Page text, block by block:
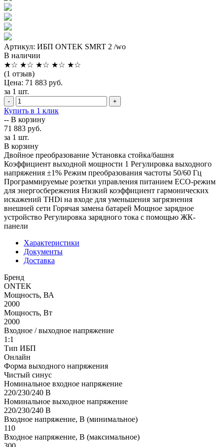
Артикул: ИБП ONTEK SMRT 2 /wo
В наличии
★☆ ★☆ ★☆ ★☆ ★☆
(1 отзыв)
Цена: 71 883 руб.
за 1 шт.
- +
Купить в 1 клик
-- В корзину
71 883 руб.
за 1 шт.
В корзину
Двойное преобразование Установка стойка/башня
Коэффициент выходной мощности 1 Регулировка выходного
напряжения ±1% Режим преобразования частоты 50/60 Гц
Программируемые розетки управления питанием ECO-режим
для энергосбережения Низкий коэффициент гармонических
искажений THDi на входе для уменьшения загрязнения
внешней сети Горячая замена батарей Мощное зарядное
устройство Регулировка зарядного тока с помощью ЖК-
панели
Характеристики
Документы
Доставка
Бренд
ONTEK
Мощность, ВА
2000
Мощность, Вт
2000
Входное / выходное напряжение
1:1
Тип ИБП
Онлайн
Форма выходного напряжения
Чистый синус
Номинальное входное напряжение
220/230/240 В
Номинальное выходное напряжение
220/230/240 В
Входное напряжение, В (минимальное)
110
Входное напряжение, В (максимальное)